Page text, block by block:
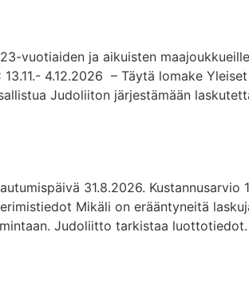
vuotiaiden ja aikuisten
4.12.2026 – Täytä lomake
Judoliiton järjestämään
31.8.2026.
Mikäli on erääntyneitä
Judoliitto tarkistaa